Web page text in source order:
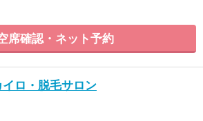
席確認・ネット予約
ロ・脱毛サロン